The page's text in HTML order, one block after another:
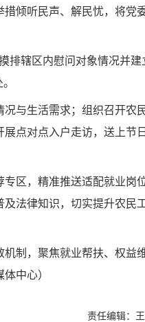
倾听民声、解民忧，将党
排辖区内慰问对象情况并
与生活需求；组织召开农
点对点入户走访，送上节
区，精准推送适配就业岗
法律知识，切实提升农民
制，聚焦就业帮扶、权益
体中心）
责任编辑：